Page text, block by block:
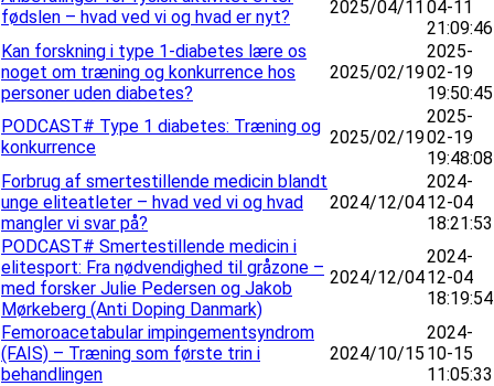
fødslen – hvad ved vi og hvad er nyt?
2025/04/11 04-11
21:09:46
Kan forskning i type 1-diabetes lære os
noget om træning og konkurrence hos
personer uden diabetes?
2025/02/19
2025-
02-19
19:50:45
PODCAST# Type 1 diabetes: Træning og
konkurrence
2025/02/19
2025-
02-19
19:48:08
Forbrug af smertestillende medicin blandt
unge eliteatleter – hvad ved vi og hvad
mangler vi svar på?
2024/12/04
2024-
12-04
18:21:53
PODCAST# Smertestillende medicin i
elitesport: Fra nødvendighed til gråzone –
med forsker Julie Pedersen og Jakob
Mørkeberg (Anti Doping Danmark)
2024/12/04
2024-
12-04
18:19:54
Femoroacetabular impingementsyndrom
(FAIS) – Træning som første trin i
behandlingen
2024/10/15
2024-
10-15
11:05:33